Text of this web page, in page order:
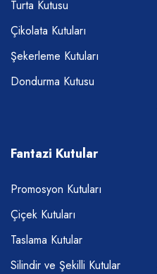
Turta Kutusu
Çikolata Kutuları
Şekerleme Kutuları
Dondurma Kutusu
Fantazi Kutular
Promosyon Kutuları
Çiçek Kutuları
Taslama Kutular
Silindir ve Şekilli Kutular